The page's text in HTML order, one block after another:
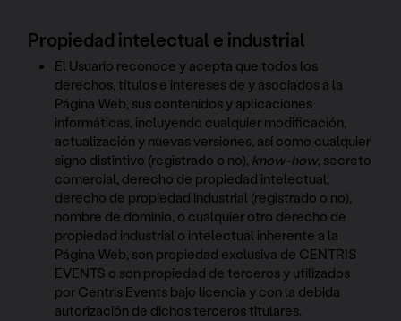
Propiedad intelectual e industrial
El Usuario reconoce y acepta que todos los
derechos, títulos e intereses de y asociados a la
Página Web, sus contenidos y aplicaciones
informáticas, incluyendo cualquier modificación,
actualización y nuevas versiones, así como cualquier
signo distintivo (registrado o no), know-how, secreto
comercial, derecho de propiedad intelectual,
derecho de propiedad industrial (registrado o no),
nombre de dominio, o cualquier otro derecho de
propiedad industrial o intelectual inherente a la
Página Web, son propiedad exclusiva de CENTRIS
EVENTS o son propiedad de terceros y utilizados
por Centris Events bajo licencia y con la debida
autorización de dichos terceros titulares.